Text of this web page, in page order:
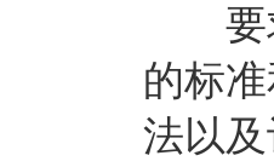
要求
的标
法以